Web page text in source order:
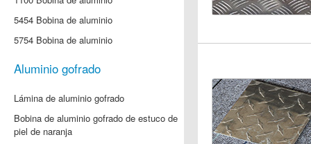
5454 Bobina de aluminio
5754 Bobina de aluminio
Aluminio gofrado
Lámina de aluminio gofrado
Bobina de aluminio gofrado de estuco de
piel de naranja